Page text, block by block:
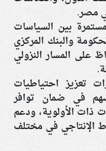
مصر.
بين السياسات
والبنك المركزي
على المسار النزولي
تعزيز احتياطيات
في ضمان توافر
ذات الأولوية، ودعم
الإنتاجي في مختلف